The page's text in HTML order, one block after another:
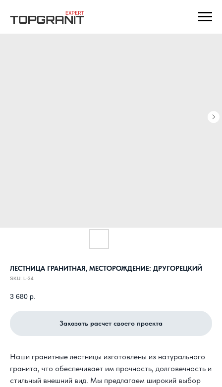
ЛЕСТНИЦА ГРАНИТНАЯ, МЕСТОРОЖДЕНИЕ: ДРУГОРЕЦКИЙ
SKU: L-34
3 680 р.
Заказать расчет своего проекта
Наши гранитные лестницы изготовлены из натурального
гранита, что обеспечивает им прочность, долговечность и
стильный внешний вид. Мы предлагаем широкий выбор